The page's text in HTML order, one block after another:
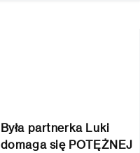
Była partnerka Luki
domaga się POTĘŻNEJ